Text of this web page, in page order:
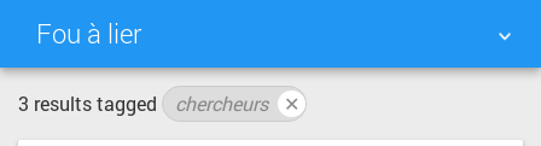
Fou à lier
NUAGE DE TAGS
3 results tagged chercheurs ✕